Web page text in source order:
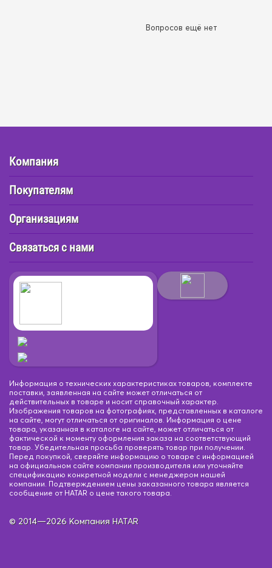
Вопросов ещё нет
Компания
Покупателям
Организациям
Связаться с нами
Информация о технических характеристиках товаров, комплекте
поставки, заявленная на сайте может отличаться от
действительных в товаре и носит справочный характер.
Изображения товаров на фотографиях, представленных в каталоге
на сайте, могут отличаться от оригиналов. Информация о цене
товара, указанная в каталоге на сайте, может отличаться от
фактической к моменту оформления заказа на соответствующий
товар. Убедительная просьба проверять товар при получении.
Перед покупкой, сверяйте информацию о товаре с информацией
на официальном сайте компании производителя или уточняйте
спецификацию конкретной модели с менеджером нашей
компании. Подтверждением цены заказанного товара является
сообщение от HATAR о цене такого товара.
© 2014—2026 Компания HATAR